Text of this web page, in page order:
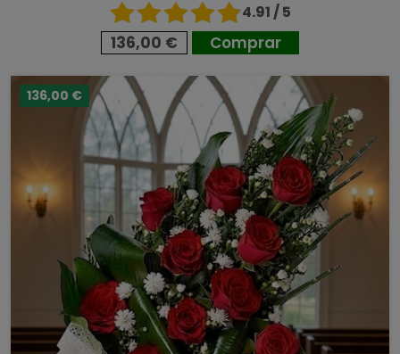
4.91 / 5
136,00 € Comprar
136,00 €